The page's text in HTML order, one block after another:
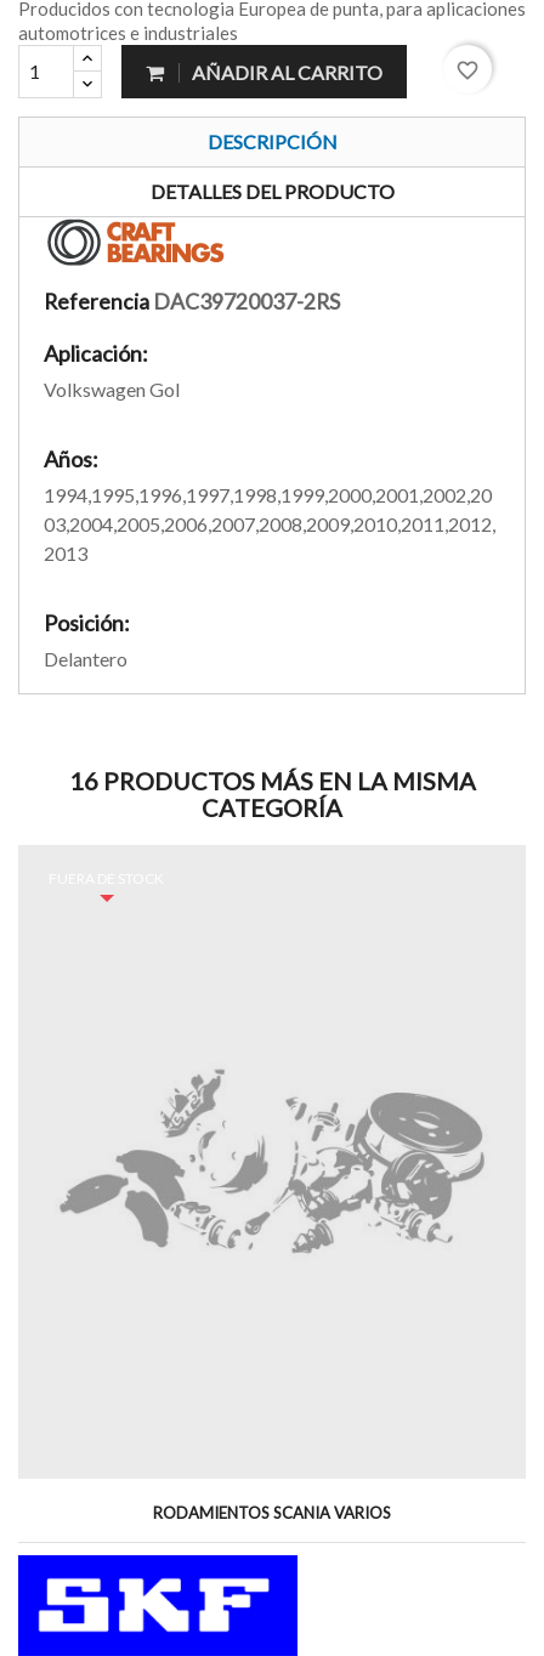
Producidos con tecnologia Europea de punta, para aplicaciones
automotrices e industriales
AÑADIR AL CARRITO favorite_border
DESCRIPCIÓN
DETALLES DEL PRODUCTO
Referencia DAC39720037-2RS
Aplicación:
Volkswagen Gol
Años:
1994,1995,1996,1997,1998,1999,2000,2001,2002,20
03,2004,2005,2006,2007,2008,2009,2010,2011,2012,
2013
Posición:
Delantero
16 PRODUCTOS MÁS EN LA MISMA
CATEGORÍA
RODAMIENTOS SCANIA VARIOS